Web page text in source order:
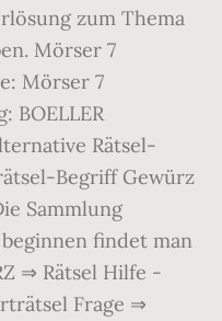
zum Thema
Mörser 7
Mörser 7
BOELLER
Rätsel-
Begriff Gewürz
Sammlung
findet man
⇒ Rätsel Hilfe -
Frage ⇒